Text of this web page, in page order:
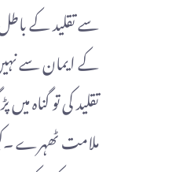
سے تقلید کے
کے ایمان سے
تقلید کی تو گناہ
ملامت ٹھہرے